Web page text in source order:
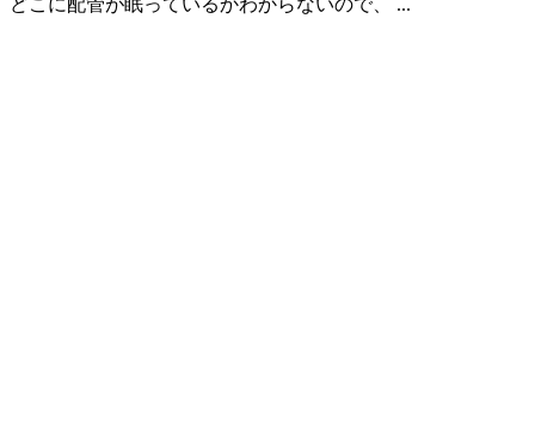
どこに配管が眠っているかわからないので、 ...